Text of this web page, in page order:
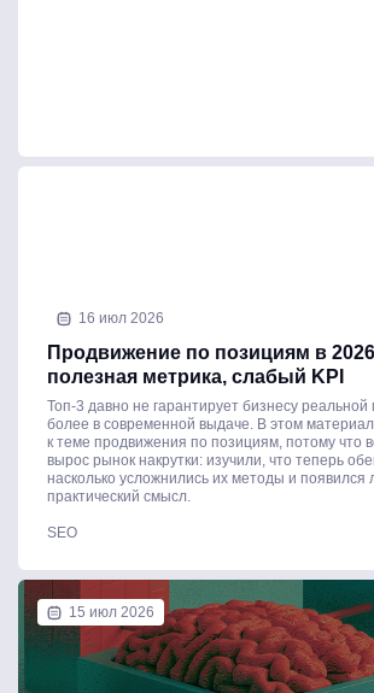
16 июл 2026
Продвижение по позициям в
полезная метрика, слабый KPI
Топ-3 давно не гарантирует бизнесу
более в современной выдаче. В этом
к теме продвижения по позициям, потому что
вырос рынок накрутки: изучили, что теперь
насколько усложнились их методы и появился
практический смысл.
SEO
15 июл 2026